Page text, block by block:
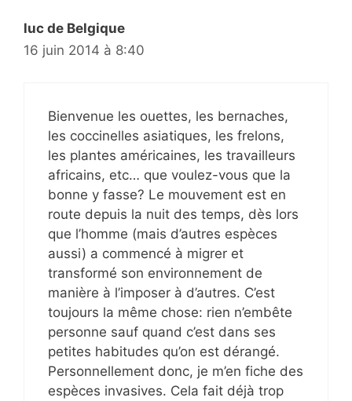
luc de Belgique
16 juin 2014 à 8:40
Bienvenue les ouettes, les bernaches,
les coccinelles asiatiques, les frelons,
les plantes américaines, les travailleurs
africains, etc… que voulez-vous que la
bonne y fasse? Le mouvement est en
route depuis la nuit des temps, dès lors
que l’homme (mais d’autres espèces
aussi) a commencé à migrer et
transformé son environnement de
manière à l’imposer à d’autres. C’est
toujours la même chose: rien n’embête
personne sauf quand c’est dans ses
petites habitudes qu’on est dérangé.
Personnellement donc, je m’en fiche des
espèces invasives. Cela fait déjà trop